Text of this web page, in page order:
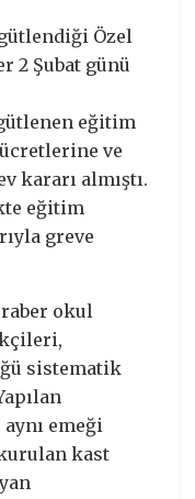
Özel
2 Şubat günü
eğitim
ve
kararı almıştı.
eğitim
greve
okul
sistematik
aynı emeği
kast